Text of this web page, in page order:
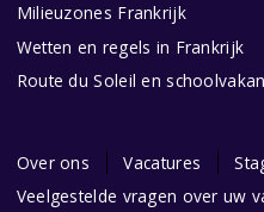
Milieuzones Frankrijk
Wetten en regels in Frankrijk
Route du Soleil en
Over ons Vacatures
Veelgestelde vragen over uw